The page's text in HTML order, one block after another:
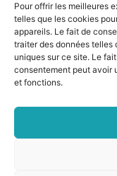
Pour offrir les meilleures
telles que les cookies
appareils. Le fait de
traiter des données telles
uniques sur ce site. Le
consentement peut avoir
et fonctions.
Aide
Nous contacter
Nous trouver
Préparer sa formation
Sessions garanties
Qualité &